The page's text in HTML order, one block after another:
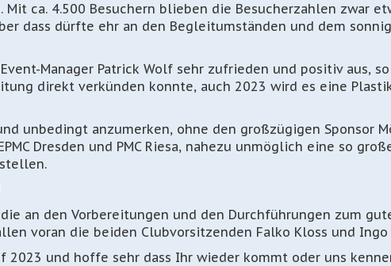
ca. 4.500 Besuchern blieben die Besucherzahlen zwar
dass dürfte ehr an den Begleitumständen und dem
Manager Patrick Wolf sehr zufrieden und positiv aus,
direkt verkünden konnte, auch 2023 wird es eine
unbedingt anzumerken, ohne den großzügigen Sponsor
Dresden und PMC Riesa, nahezu unmöglich eine so
an den Vorbereitungen und den Durchführungen zum
voran die beiden Clubvorsitzenden Falko Kloss und Ingo
2023 und hoffe sehr dass Ihr wieder kommt oder uns